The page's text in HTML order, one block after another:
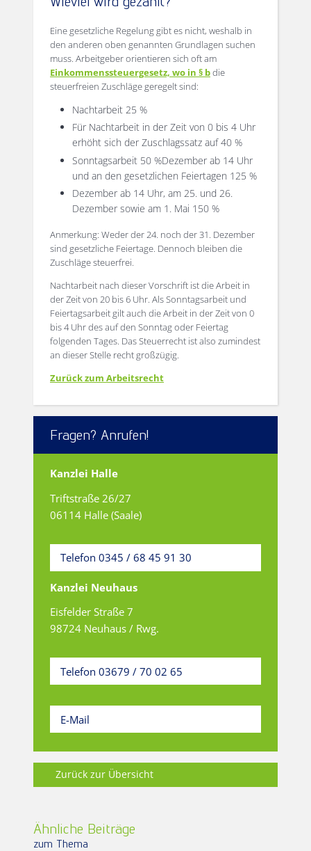
Eine gesetzliche Regelung gibt es nicht, weshalb in
den anderen oben genannten Grundlagen suchen
muss. Arbeitgeber orientieren sich oft am
Einkommenssteuergesetz, wo in § bdie
steuerfreien Zuschläge geregelt sind:
Nachtarbeit 25 %
Für Nachtarbeit in der Zeit von 0 bis 4 Uhr
erhöht sich der Zuschlagssatz auf 40 %
Sonntagsarbeit 50 %Dezember ab 14 Uhr
und an den gesetzlichen Feiertagen 125 %
Dezember ab 14 Uhr, am 25. und 26.
Dezember sowie am 1. Mai 150 %
Anmerkung: Weder der 24. noch der 31. Dezember
sind gesetzliche Feiertage. Dennoch bleiben die
Zuschläge steuerfrei.
Nachtarbeit nach dieser Vorschrift ist die Arbeit in
der Zeit von 20 bis 6 Uhr. Als Sonntagsarbeit und
Feiertagsarbeit gilt auch die Arbeit in der Zeit von 0
bis 4 Uhr des auf den Sonntag oder Feiertag
folgenden Tages. Das Steuerrecht ist also zumindest
an dieser Stelle recht großzügig.
Zurück zum Arbeitsrecht
Fragen? Anrufen!
Kanzlei Halle
Triftstraße 26/27
06114 Halle (Saale)
Telefon 0345 / 68 45 91 30
Kanzlei Neuhaus
Eisfelder Straße 7
98724 Neuhaus / Rwg.
Telefon 03679 / 70 02 65
E-Mail
Zurück zur Übersicht
Ähnliche Beiträge
zum Thema